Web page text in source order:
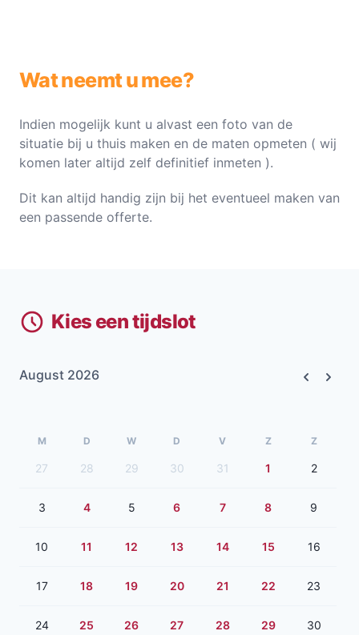
Wat neemt u mee?
Indien mogelijk kunt u alvast een foto van de
situatie bij u thuis maken en de maten opmeten ( wij
komen later altijd zelf definitief inmeten ).
Dit kan altijd handig zijn bij het eventueel maken van
een passende offerte.
Kies een tijdslot
August 2026
M D W D V Z Z
27 28 29 30 31 1 2
3 4 5 6 7 8 9
10 11 12 13 14 15 16
17 18 19 20 21 22 23
24 25 26 27 28 29 30